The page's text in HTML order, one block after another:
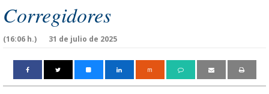
Corregidores
31 de julio de 2025
(16:06 h.)
m